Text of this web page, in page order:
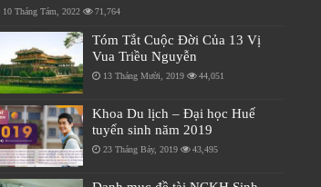
10 Tháng Tám, 2022 71,764
Tóm Tắt Cuộc Đời Của 13 Vị
Vua Triều Nguyễn
13 Tháng Mười, 2019 44,051
Khoa Du lịch – Đại học Huế
tuyển sinh năm 2019
23 Tháng Bảy, 2019 43,495